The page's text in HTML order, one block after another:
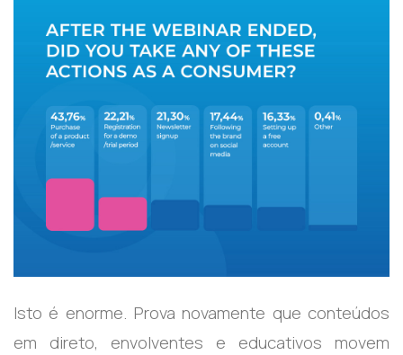
Isto é enorme. Prova novamente que conteúdos
em direto, envolventes e educativos movem